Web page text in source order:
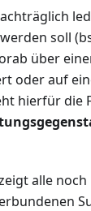
werden soll
über
oder auf
hierfür die
alle